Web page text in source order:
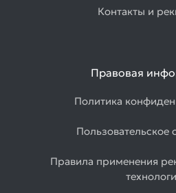
Контакты и
Правовая
Политика
Пользовательское
Правила применения